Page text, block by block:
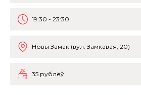
19:30 - 23:30
Новы Замак (вул. Замкавая, 20)
35 рублёў